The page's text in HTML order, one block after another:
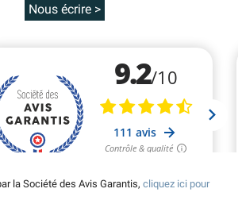
Nous écrire >
la Société des Avis Garantis, cliquez ici pour